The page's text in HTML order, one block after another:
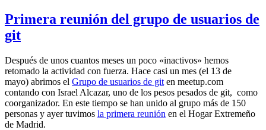
Primera reunión del grupo de usuarios de
git
Después de unos cuantos meses un poco «inactivos» hemos
retomado la actividad con fuerza. Hace casi un mes (el 13 de
mayo) abrimos el Grupo de usuarios de git en meetup.com
contando con Israel Alcazar, uno de los pesos pesados de git, como
coorganizador. En este tiempo se han unido al grupo más de 150
personas y ayer tuvimos la primera reunión en el Hogar Extremeño
de Madrid.